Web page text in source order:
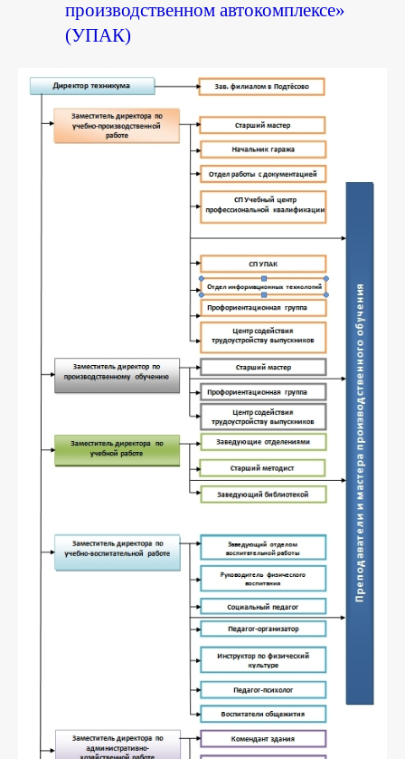
производственном автокомплексе»
(УПАК)